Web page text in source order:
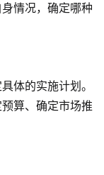
情况，确定哪种
体的实施计划。
算、确定市场推